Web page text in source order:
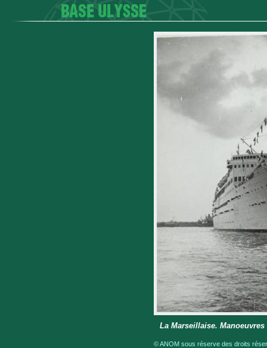
La Marseillaise.
© ANOM sous réserve des droits